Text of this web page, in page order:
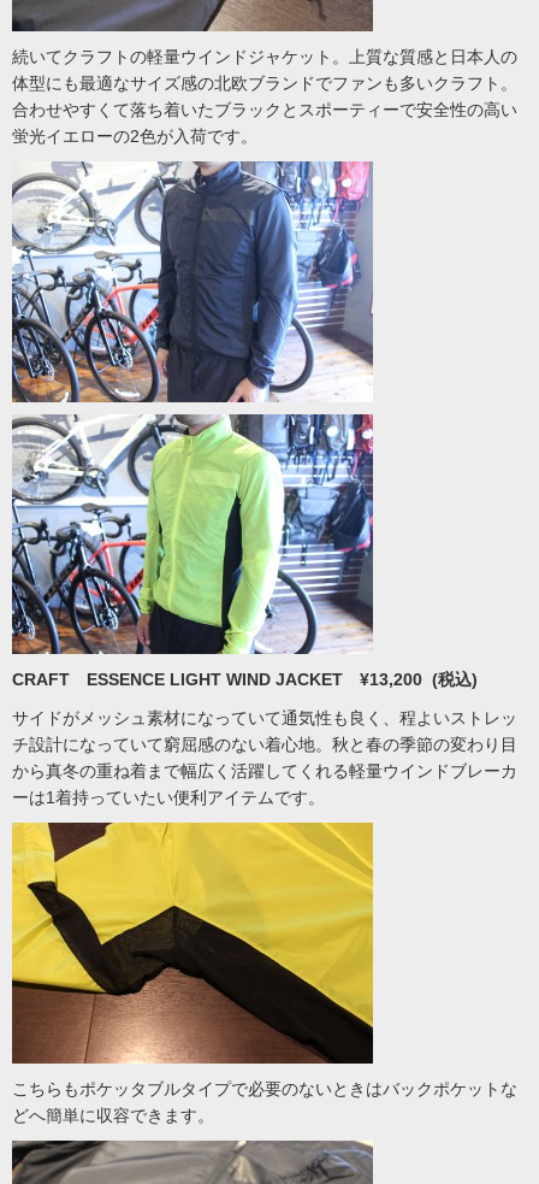
続いてクラフトの軽量ウインドジャケット。上質な質感と日本人の
体型にも最適なサイズ感の北欧ブランドでファンも多いクラフト。
合わせやすくて落ち着いたブラックとスポーティーで安全性の高い
蛍光イエローの2色が入荷です。
CRAFT ESSENCE LIGHT WIND JACKET ¥13,200 (税込)
サイドがメッシュ素材になっていて通気性も良く、程よいストレッ
チ設計になっていて窮屈感のない着心地。秋と春の季節の変わり目
から真冬の重ね着まで幅広く活躍してくれる軽量ウインドブレーカ
ーは1着持っていたい便利アイテムです。
こちらもポケッタブルタイプで必要のないときはバックポケットな
どへ簡単に収容できます。